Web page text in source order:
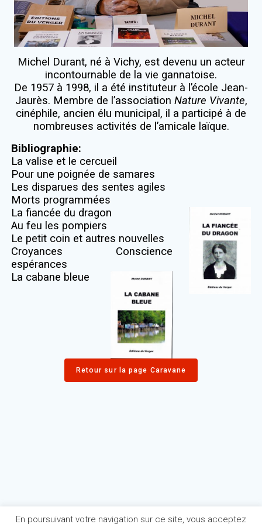
Michel Durant, né à Vichy, est devenu un acteur
incontournable de la vie gannatoise.
De 1957 à 1998, il a été instituteur à l’école Jean-
Jaurès. Membre de l’association Nature Vivante,
cinéphile, ancien élu municipal, il a participé à de
nombreuses activités de l’amicale laïque.
Bibliographie:
La valise et le cercueil
Pour une poignée de samares
Les disparues des sentes agiles
Morts programmées
La fiancée du dragon
Au feu les pompiers
Le petit coin et autres nouvelles
Croyances Conscience
espérances
La cabane bleue
Retour sur la page Caravane
En poursuivant votre navigation sur ce site, vous acceptez